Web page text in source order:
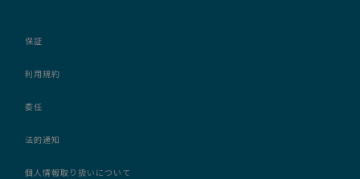
保証
利用規約
委任
法的通知
個人情報取り扱いについて